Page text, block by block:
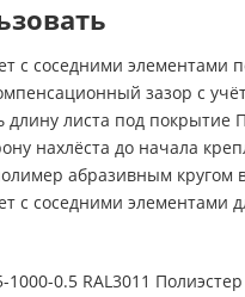
с соседними
зазор с
длину листа под
нахлёста до начала
абразивным кругом
с соседними элементами
1000-0.5 RAL3011